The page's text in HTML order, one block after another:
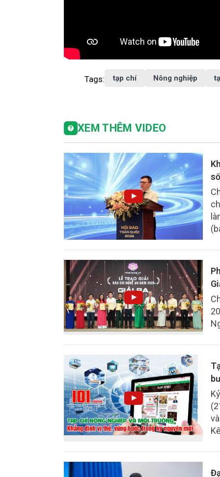
Tags: tạp chí Nông nghiệp
XEM THÊM VIDEO